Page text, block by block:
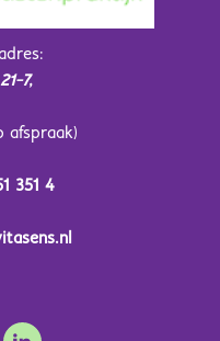
7,
afspraak)
351 4